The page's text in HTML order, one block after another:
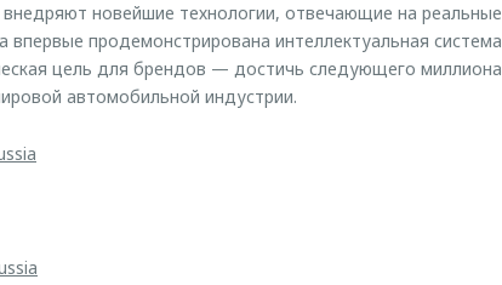
внедряют новейшие технологии, отвечающие на реальные
продемонстрирована интеллектуальная система
цель для брендов — достичь следующего миллиона
автомобильной индустрии.